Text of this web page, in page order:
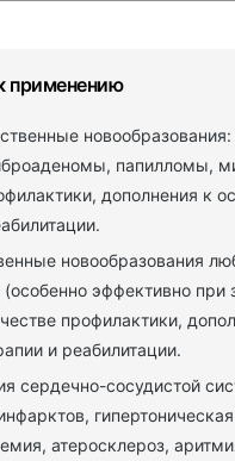
применению
папилломы,
дополнения к
новообразования
(особенно эффективно при
профилактики,
и реабилитации.
сердечно-сосудистой
атеросклероз,